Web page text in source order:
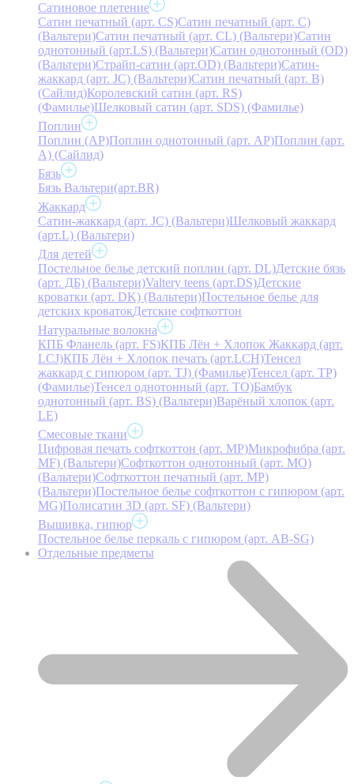
Сатиновое плетение
Сатин печатный (арт. СS)Сатин печатный (арт. С)
(Вальтери)Сатин печатный (арт. СL) (Вальтери)Сатин
однотонный (арт.LS) (Вальтери)Сатин однотонный (OD)
(Вальтери)Страйп-сатин (арт.OD) (Вальтери)Сатин-
жаккард (арт. JC) (Вальтери)Сатин печатный (арт. В)
(Сайлид)Королевский сатин (арт. RS)
(Фамилье)Шелковый сатин (арт. SDS) (Фамилье)
Поплин
Поплин (AP)Поплин однотонный (арт. AP)Поплин (арт.
А) (Сайлид)
Бязь
Бязь Вальтери(арт.BR)
Жаккард
Сатин-жаккард (арт. JC) (Вальтери)Шелковый жаккард
(арт.L) (Вальтери)
Для детей
Постельное белье детский поплин (арт. DL)Детские бязь
(арт. ДБ) (Вальтери)Valtery teens (арт.DS)Детские
кроватки (арт. DK) (Вальтери)Постельное белье для
детских кроватокДетские софткоттон
Натуральные волокна
КПБ Фланель (арт. FS)КПБ Лён + Хлопок Жаккард (арт.
LCJ)КПБ Лён + Хлопок печать (арт.LCH)Тенсел
жаккард с гипюром (арт. TJ) (Фамилье)Тенсел (арт. ТР)
(Фамилье)Тенсел однотонный (арт. TO)Бамбук
однотонный (арт. BS) (Вальтери)Варёный хлопок (арт.
LE)
Смесовые ткани
Цифровая печать софткоттон (арт. MP)Микрофибра (арт.
MF) (Вальтери)Софткоттон однотонный (арт. MO)
(Вальтери)Софткоттон печатный (арт. MР)
(Вальтери)Постельное белье софткоттон с гипюром (арт.
MG)Полисатин 3D (арт. SF) (Вальтери)
Вышивка, гипюр
Постельное белье перкаль с гипюром (арт. AB-SG)
Отдельные предметы